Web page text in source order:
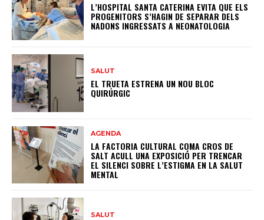
L’HOSPITAL SANTA CATERINA EVITA QUE ELS
PROGENITORS S’HAGIN DE SEPARAR DELS
NADONS INGRESSATS A NEONATOLOGIA
SALUT
EL TRUETA ESTRENA UN NOU BLOC
QUIRÚRGIC
AGENDA
LA FACTORIA CULTURAL COMA CROS DE
SALT ACULL UNA EXPOSICIÓ PER TRENCAR
EL SILENCI SOBRE L’ESTIGMA EN LA SALUT
MENTAL
SALUT